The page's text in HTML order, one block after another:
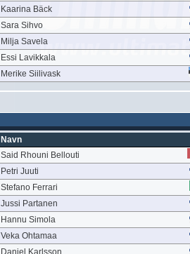
Kaarina Bäck
Sara Sihvo
Milja Savela
Essi Lavikkala
Merike Siilivask
Navn
Said Rhouni Bellouti
Petri Juuti
Stefano Ferrari
Jussi Partanen
Hannu Simola
Veka Ohtamaa
Daniel Karlsson